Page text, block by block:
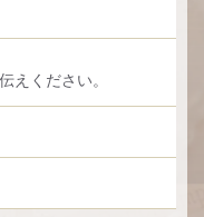
えください。